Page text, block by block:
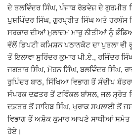
ਦੇ ਤਲਵਿੰਦਰ ਸਿੰਘ, ਪੰਜਾਬ ਰੋਡਵੇਜ਼ ਦੇ ਗੁਰਮੀਤ
ਪੁਸ਼ਪਿੰਦਰ ਸਿੰਘ, ਗੁਰਪ੍ਰੀਤ ਸਿੰਘ ਅਤੇ ਹਰਬੰਸ
ਸਰਕਾਰ ਦੀਆਂ ਮੁਲਾਜ਼ਮ ਮਾਰੂ ਨੀਤੀਆਂ ਨੂੰ
ਵੱਲੋਂ ਡਿਪਟੀ ਕਮਿਸ਼ਨ ਪਠਾਨਕੋਟ ਦਾ ਪੁਤਲਾ
ਤੋਂ ਇਲਾਵਾ ਸੁਰਿੰਦਰ ਕੁਮਾਰ ਪੀ.ਏ., ਰਜਿੰਦਰ
ਜਗਤਾਰ ਸਿੰਘ, ਮੋਹਨ ਸਿੰਘ, ਬਲਵਿੰਦਰ ਸਿੰਘ,
ਰੁਪਿੰਦਰ ਬਾਠ, ਸਿੱਖਿਆ ਵਿਭਾਗ ਤੋਂ ਸੰਦੀਪ
ਸੰਪਰਕ ਦਫ਼ਤਰ ਤੋਂ ਟਵਿੰਕਲ ਬਾਂਸਲ, ਜਲ ਸ੍ਰੋਤ
ਦਫ਼ਤਰ ਤੋਂ ਸਾਹਿਬ ਸਿੰਘ, ਖੁਰਾਕ ਸਪਲਾਈ ਤੋਂ
ਵਿਭਾਗ ਤੋਂ ਅਸ਼ੋਕ ਕੁਮਾਰ ਆਪਣੇ ਸਾਥੀਆਂ ਸਮੇਤ
ਹੋਏ।